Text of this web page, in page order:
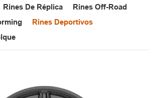
Rines De Réplica
Rines Off-Road
Rines Deportivos